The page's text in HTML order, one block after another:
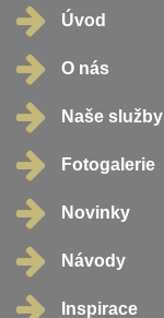
Úvod
O nás
Naše služby
Fotogalerie
Novinky
Návody
Inspirace